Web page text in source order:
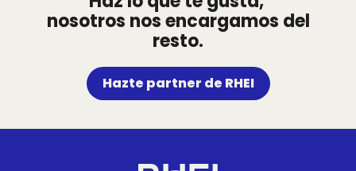
nosotros nos encargamos del
resto.
Hazte partner de RHEI